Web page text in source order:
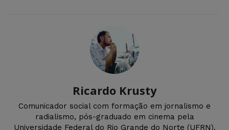
Ricardo Krusty
Comunicador social com formação em jornalismo e
radialismo, pós-graduado em cinema pela
Universidade Federal do Rio Grande do Norte (UFRN).